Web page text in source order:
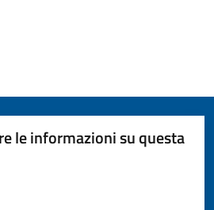
le informazioni su questa